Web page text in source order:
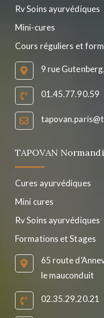
Rv Soins ayurvédiques
Mini-cures
Cours réguliers et
9 rue
01.45.77.90.59
TAPOVAN
Cures ayurvédiques
Mini cures
Rv Soins ayurvédiques
Formations et Stages
65 route
le mauconduit
02.35.29.20.21